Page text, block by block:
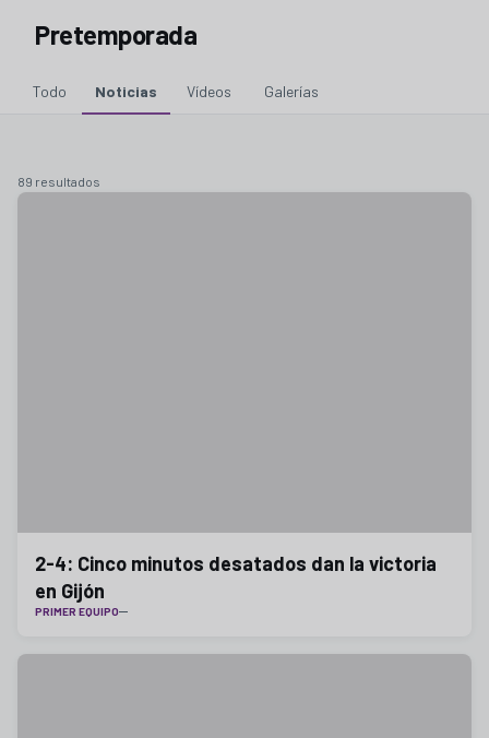
Pretemporada
Todo Noticias Vídeos Galerías
89 resultados
2-4: Cinco minutos desatados dan la victoria
en Gijón
PRIMER EQUIPO